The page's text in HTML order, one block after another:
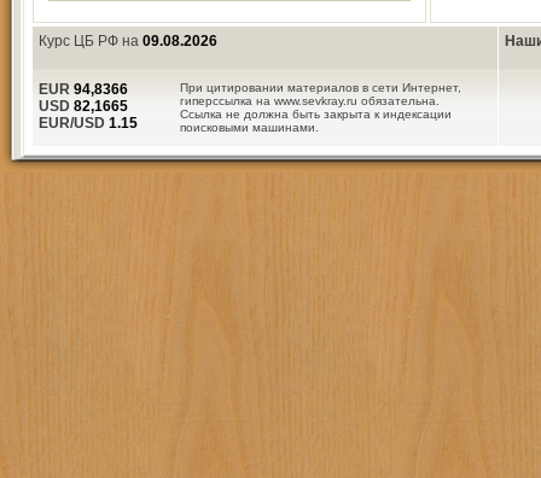
Курс ЦБ РФ на 09.08.2026
При цитировании материалов в сети Интернет,
гиперссылка на www.sevkray.ru обязательна.
Ссылка не должна быть закрыта к индексации
поисковыми машинами.
EUR 94,8366
USD 82,1665
EUR/USD 1.15